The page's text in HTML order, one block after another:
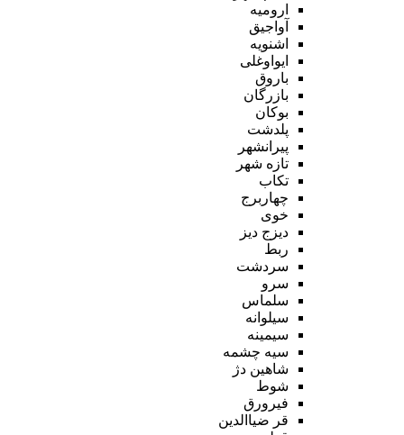
ارومیه
آواجیق
اشنویه
ایواوغلی
باروق
بازرگان
بوکان
پلدشت
پیرانشهر
تازه شهر
تکاب
چهاربرج
خوی
دیزج دیز
ربط
سردشت
سرو
سلماس
سیلوانه
سیمینه
سیه چشمه
شاهین دژ
شوط
فیرورق
قر ضیاالدین